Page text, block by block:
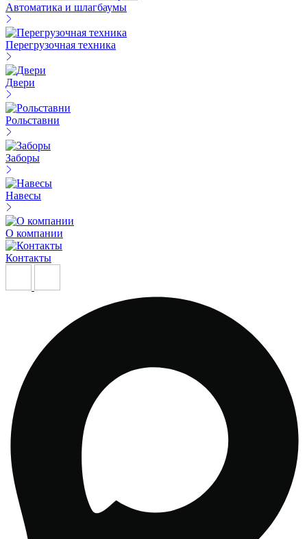
Автоматика и шлагбаумы
Перегрузочная техника
Двери
Рольставни
Заборы
Навесы
О компании
Контакты